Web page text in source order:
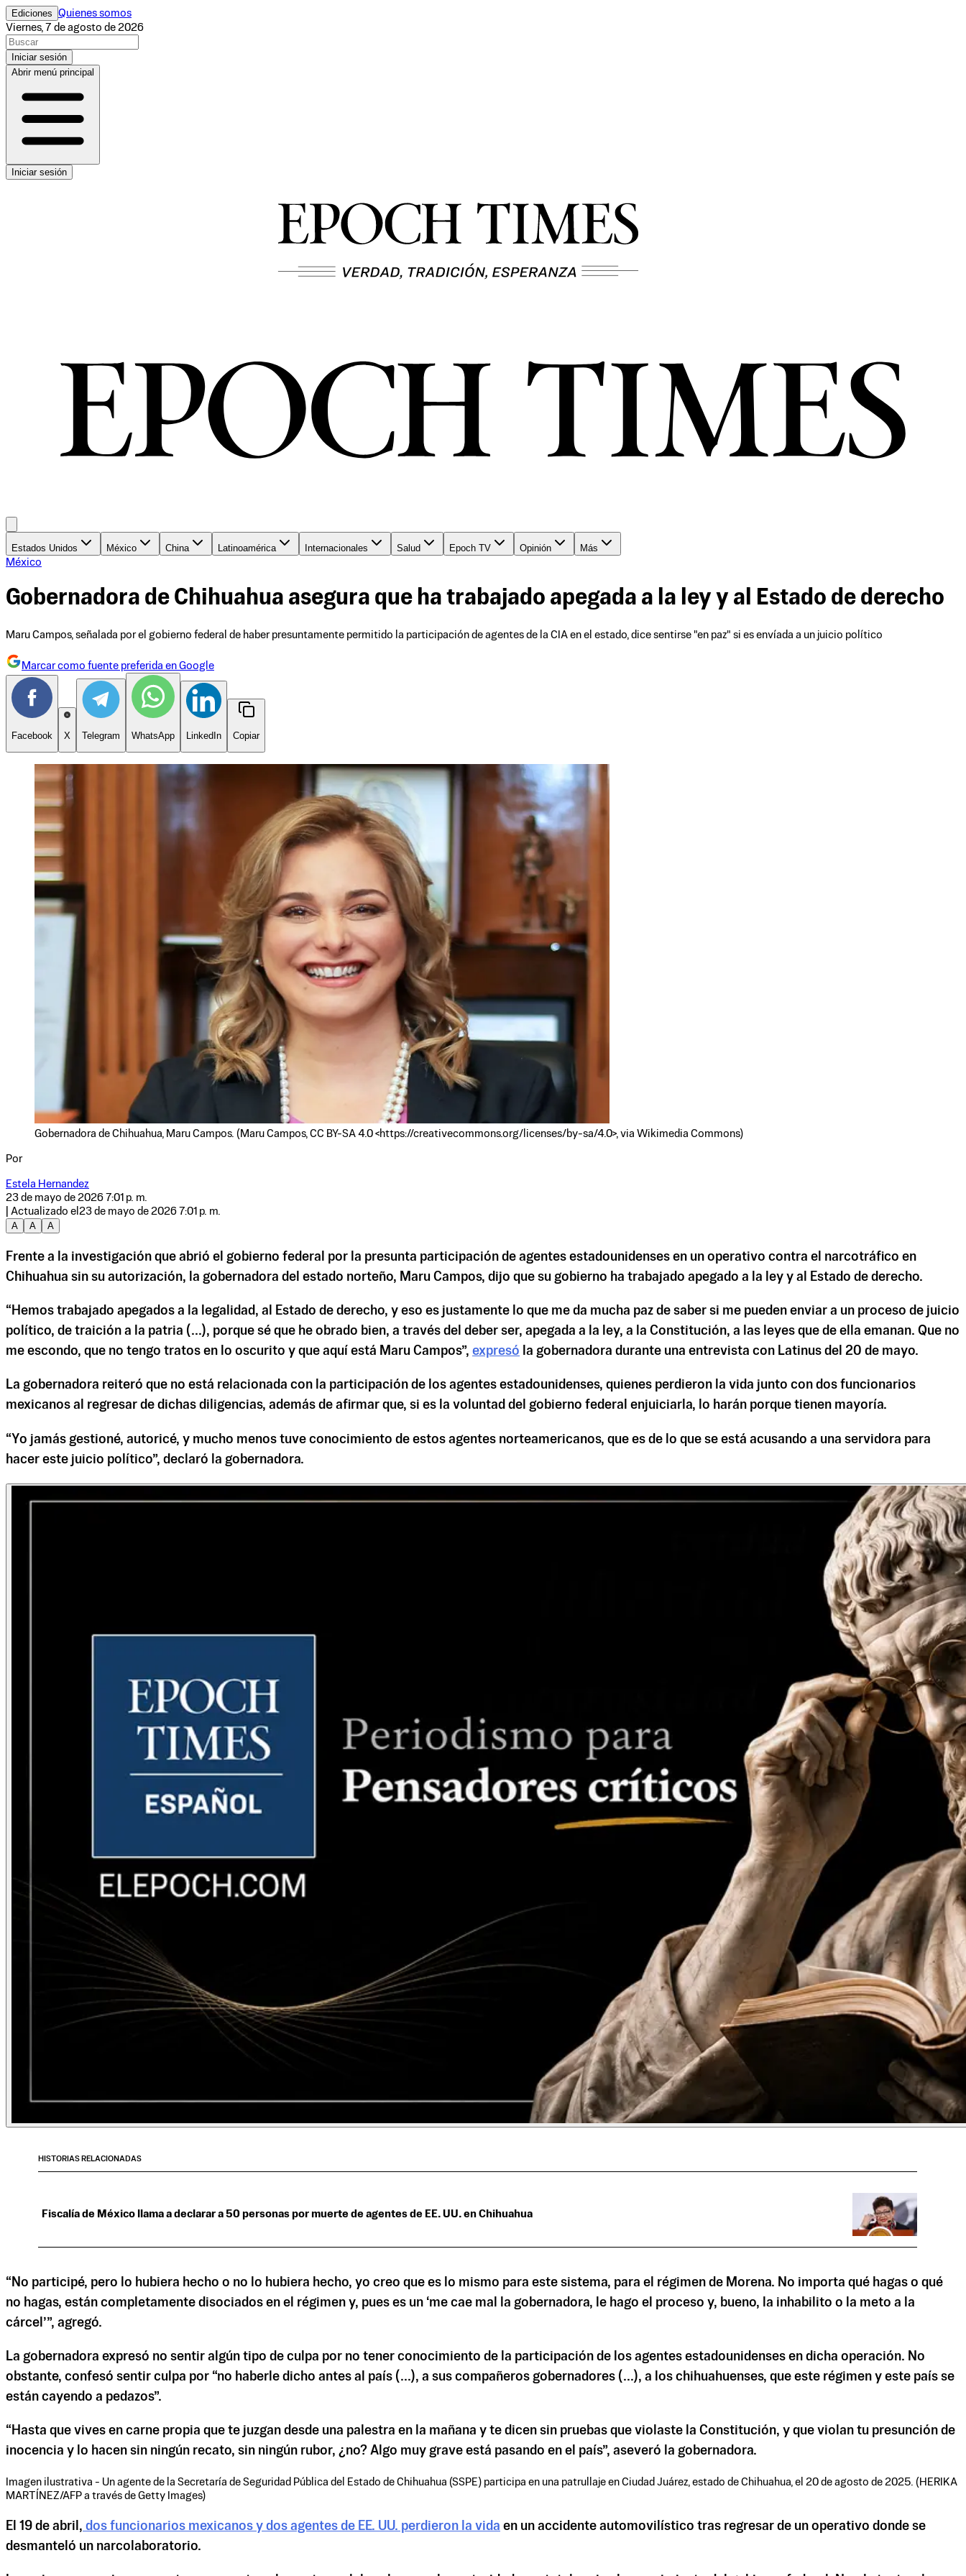
Ediciones Quienes somos
Viernes, 7 de agosto de 2026
Iniciar sesión
Abrir menú principal
Iniciar sesión
Estados Unidos México China Latinoamérica Internacionales Salud Epoch TV Opinión
Más
México
Gobernadora de Chihuahua asegura que ha trabajado apegada a la ley y al Estado de derecho
Maru Campos, señalada por el gobierno federal de haber presuntamente permitido la participación de agentes de la CIA en el estado, dice sentirse "en paz" si es envíada a un juicio político
Marcar como fuente preferida en Google
Facebook X Telegram WhatsApp LinkedIn Copiar
Gobernadora de Chihuahua, Maru Campos. (Maru Campos, CC BY-SA 4.0 <https://creativecommons.org/licenses/by-sa/4.0>, via Wikimedia Commons)
Por
Estela Hernandez
23 de mayo de 2026 7:01 p. m.
| Actualizado el 23 de mayo de 2026 7:01 p. m.
A
A A
Frente a la investigación que abrió el gobierno federal por la presunta participación de agentes estadounidenses en un operativo contra el narcotráfico en
Chihuahua sin su autorización, la gobernadora del estado norteño, Maru Campos, dijo que su gobierno ha trabajado apegado a la ley y al Estado de derecho.
“Hemos trabajado apegados a la legalidad, al Estado de derecho, y eso es justamente lo que me da mucha paz de saber si me pueden enviar a un proceso de juicio
político, de traición a la patria (...), porque sé que he obrado bien, a través del deber ser, apegada a la ley, a la Constitución, a las leyes que de ella emanan. Que no
me escondo, que no tengo tratos en lo oscurito y que aquí está Maru Campos”, expresó la gobernadora durante una entrevista con Latinus del 20 de mayo.
La gobernadora reiteró que no está relacionada con la participación de los agentes estadounidenses, quienes perdieron la vida junto con dos funcionarios
mexicanos al regresar de dichas diligencias, además de afirmar que, si es la voluntad del gobierno federal enjuiciarla, lo harán porque tienen mayoría.
“Yo jamás gestioné, autoricé, y mucho menos tuve conocimiento de estos agentes norteamericanos, que es de lo que se está acusando a una servidora para
hacer este juicio político”, declaró la gobernadora.
HISTORIAS RELACIONADAS
Fiscalía de México llama a declarar a 50 personas por muerte de agentes de EE. UU. en Chihuahua
“No participé, pero lo hubiera hecho o no lo hubiera hecho, yo creo que es lo mismo para este sistema, para el régimen de Morena. No importa qué hagas o qué
no hagas, están completamente disociados en el régimen y, pues es un ‘me cae mal la gobernadora, le hago el proceso y, bueno, la inhabilito o la meto a la
cárcel’”, agregó.
La gobernadora expresó no sentir algún tipo de culpa por no tener conocimiento de la participación de los agentes estadounidenses en dicha operación. No
obstante, confesó sentir culpa por “no haberle dicho antes al país (...), a sus compañeros gobernadores (...), a los chihuahuenses, que este régimen y este país se
están cayendo a pedazos”.
“Hasta que vives en carne propia que te juzgan desde una palestra en la mañana y te dicen sin pruebas que violaste la Constitución, y que violan tu presunción de
inocencia y lo hacen sin ningún recato, sin ningún rubor, ¿no? Algo muy grave está pasando en el país”, aseveró la gobernadora.
Imagen ilustrativa - Un agente de la Secretaría de Seguridad Pública del Estado de Chihuahua (SSPE) participa en una patrullaje en Ciudad Juárez, estado de Chihuahua, el 20 de agosto de 2025. (HERIKA
MARTÍNEZ/AFP a través de Getty Images)
El 19 de abril, dos funcionarios mexicanos y dos agentes de EE. UU. perdieron la vida en un accidente automovilístico tras regresar de un operativo donde se
desmanteló un narcolaboratorio.